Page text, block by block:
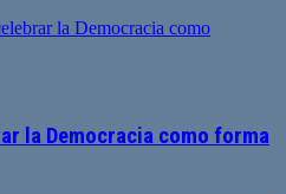
la Democracia como forma